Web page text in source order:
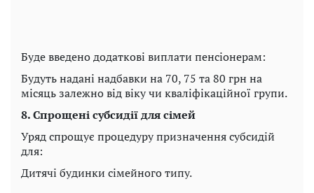
Буде введено додаткові виплати пенсіонерам:
Будуть надані надбавки на 70, 75 та 80 грн на
місяць залежно від віку чи кваліфікаційної групи.
8. Спрощені субсидії для сімей
Уряд спрощує процедуру призначення субсидій
для:
Дитячі будинки сімейного типу.